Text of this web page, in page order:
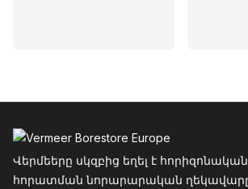
Վերմեերը սկզբից եղել է
հորատման նորարարական ղեկավարը: